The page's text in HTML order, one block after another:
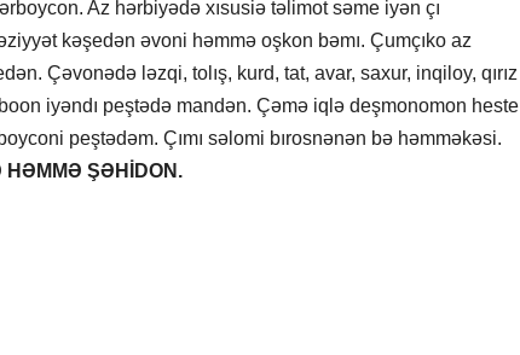
Az hərbiyədə xısusiə təlimot səme iyən çı
kəşedən əvoni həmmə oşkon bəmı. Çumçıko az
Çəvonədə ləzqi, tolış, kurd, tat, avar, saxur, inqiloy, qırız
iyəndı peştədə mandən. Çəmə iqlə deşmonomon heste
peştədəm. Çımı səlomi bırosnənən bə həmməkəsi.
ŞƏHİDON.